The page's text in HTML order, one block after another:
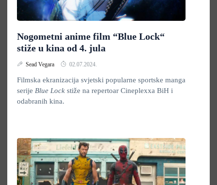
Nogometni anime film “Blue Lock“
stiže u kina od 4. jula
Sead Vegara 02.07.2024.
Filmska ekranizacija svjetski popularne sportske manga
serije Blue Lock stiže na repertoar Cineplexxa BiH i
odabranih kina.